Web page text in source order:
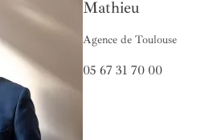
Mathieu
Agence de Toulouse
05 67 31 70 00